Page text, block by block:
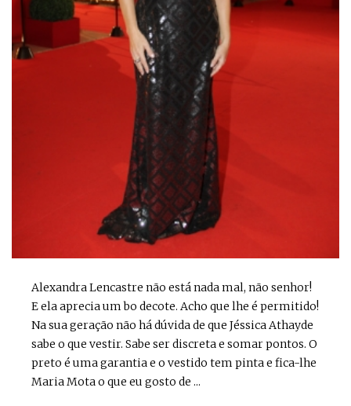
Alexandra Lencastre não está nada mal, não senhor!
E ela aprecia um bo decote. Acho que lhe é permitido!
Na sua geração não há dúvida de que Jéssica Athayde
sabe o que vestir. Sabe ser discreta e somar pontos. O
preto é uma garantia e o vestido tem pinta e fica-lhe
Maria Mota o que eu gosto de ...